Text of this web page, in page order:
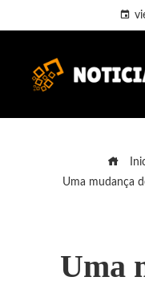
Uma mudança
Uma